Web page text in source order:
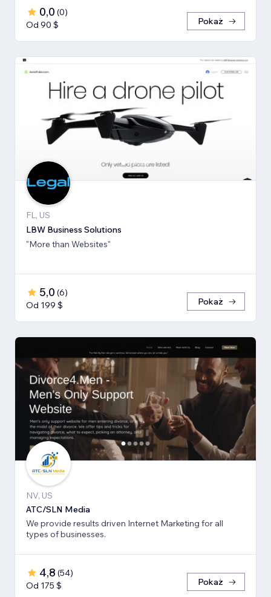
0,0 (0)
Od 90 $
Pokaż
FL, US
LBW Business Solutions
"More than Websites"
5,0 (6)
Od 199 $
Pokaż
NV, US
ATC/SLN Media
We provide results driven Internet Marketing for all
types of businesses.
4,8 (54)
Od 175 $
Pokaż